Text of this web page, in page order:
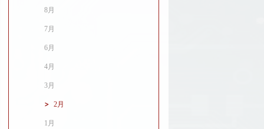
8月
7月
6月
4月
3月
2月
1月